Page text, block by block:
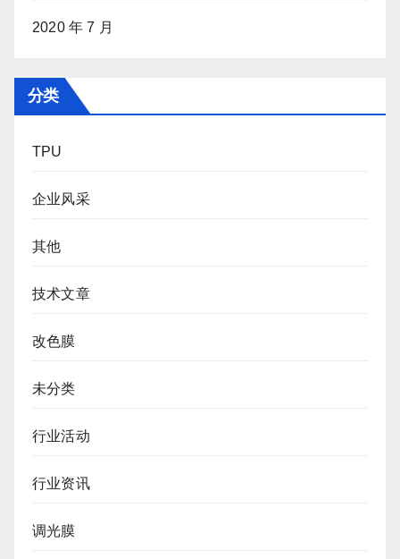
2020 年 7 月
分类
TPU
企业风采
其他
技术文章
改色膜
未分类
行业活动
行业资讯
调光膜